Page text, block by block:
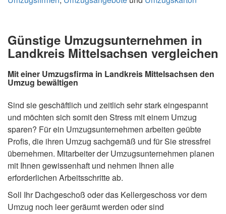
Günstige Umzugsunternehmen in
Landkreis Mittelsachsen vergleichen
Mit einer Umzugsfirma in Landkreis Mittelsachsen den
Umzug bewältigen
Sind sie geschäftlich und zeitlich sehr stark eingespannt
und möchten sich somit den Stress mit einem Umzug
sparen? Für ein Umzugsunternehmen arbeiten geübte
Profis, die ihren Umzug sachgemäß und für Sie stressfrei
übernehmen. Mitarbeiter der Umzugsunternehmen planen
mit Ihnen gewissenhaft und nehmen Ihnen alle
erforderlichen Arbeitsschritte ab.
Soll Ihr Dachgeschoß oder das Kellergeschoss vor dem
Umzug noch leer geräumt werden oder sind